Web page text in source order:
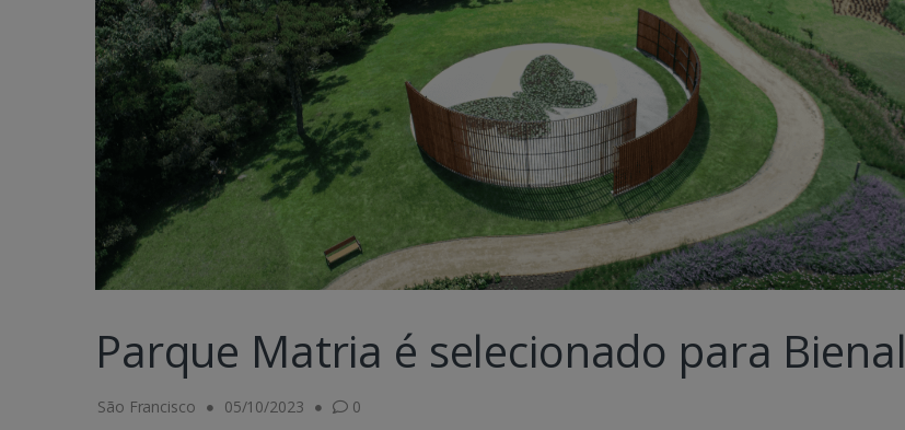
Parque Matria é selecionado para Bienal
São Francisco 05/10/2023 0